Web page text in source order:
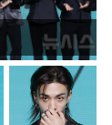
상 카메라에 담긴